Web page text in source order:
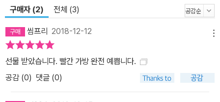
고 있다. 더불어 살아가는 따뜻함이 가득한 장갑 아파트는 우리에게
서로에 대한 이해와 존중을 일깨우며, 서로 온기를 나누며 사는 따뜻
한 세상을 꿈꾸게 한다. 수작업으로 만든 특별한 그림책 《장갑》 우크
라이나에서 태어나고 자란 두 작가는 어린 시절부터 늘 들어오던 익
고, 수작업으로 그림책을 만들어 우크라이나의 출판사들에 보냈다.
구매자 (2) 전체 (3)
씸프리 2018-12-12
선물 받았습니다. 빨간 가방 완전 예쁩니다.
공감 (0) 댓글 (0)